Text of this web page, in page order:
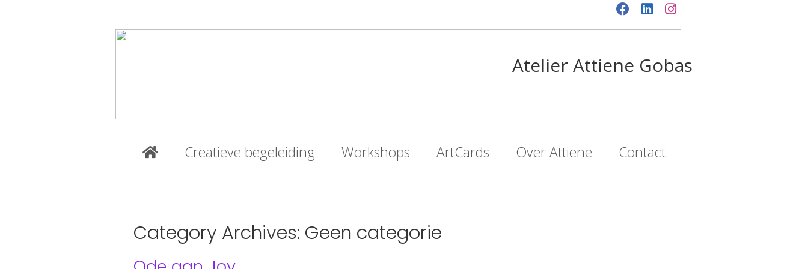
Atelier Attiene Gobas
Creatieve begeleiding Workshops ArtCards Over Attiene Contact
Category Archives: Geen categorie